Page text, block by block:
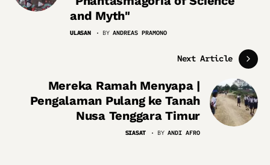
and Myth"
ULASAN BY ANDREAS PRAMONO
Next Article
Mereka Ramah Menyapa |
Pengalaman Pulang ke Tanah
Nusa Tenggara Timur
SIASAT BY ANDI AFRO